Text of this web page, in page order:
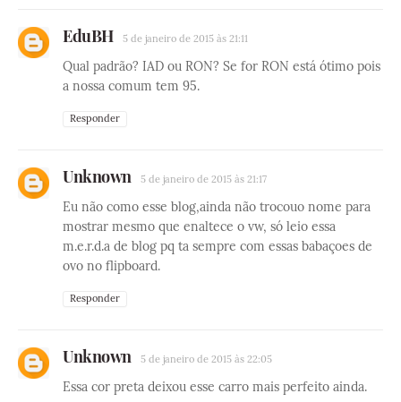
EduBH 5 de janeiro de 2015 às 21:11
Qual padrão? IAD ou RON? Se for RON está ótimo pois
a nossa comum tem 95.
Responder
Unknown 5 de janeiro de 2015 às 21:17
Eu não como esse blog,ainda não trocouo nome para
mostrar mesmo que enaltece o vw, só leio essa
m.e.r.d.a de blog pq ta sempre com essas babaçoes de
ovo no flipboard.
Responder
Unknown 5 de janeiro de 2015 às 22:05
Essa cor preta deixou esse carro mais perfeito ainda.